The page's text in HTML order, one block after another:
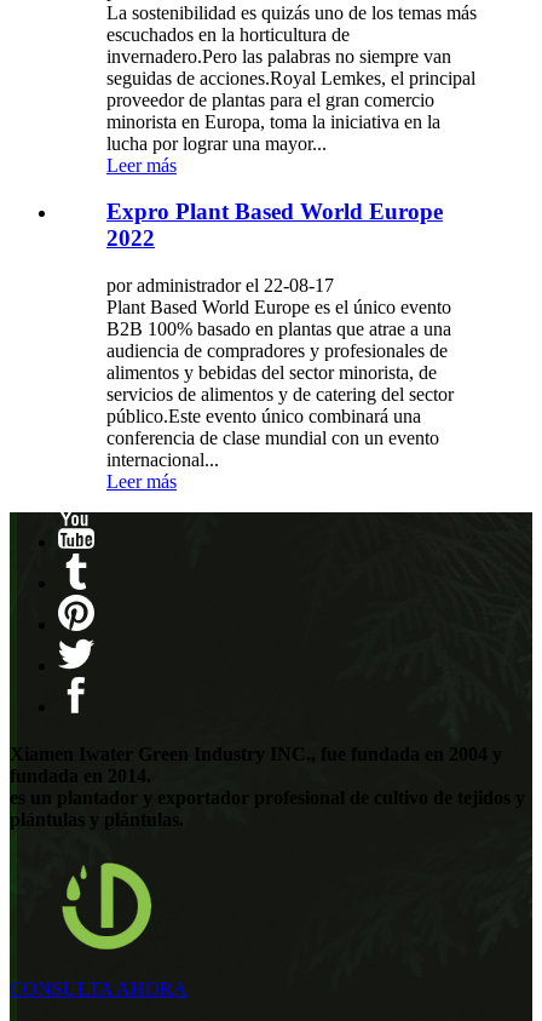
La sostenibilidad es quizás uno de los temas más
escuchados en la horticultura de
invernadero.Pero las palabras no siempre van
seguidas de acciones.Royal Lemkes, el principal
proveedor de plantas para el gran comercio
minorista en Europa, toma la iniciativa en la
lucha por lograr una mayor...
Leer más
Expro Plant Based World Europe
2022
por administrador el 22-08-17
Plant Based World Europe es el único evento
B2B 100% basado en plantas que atrae a una
audiencia de compradores y profesionales de
alimentos y bebidas del sector minorista, de
servicios de alimentos y de catering del sector
público.Este evento único combinará una
conferencia de clase mundial con un evento
internacional...
Leer más
Xiamen Iwater Green Industry INC., fue fundada en 2004 y
fundada en 2014.
es un plantador y exportador profesional de cultivo de tejidos y
plántulas y plántulas.
CONSULTA AHORA